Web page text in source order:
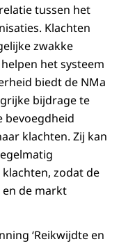
tussen het
Klachten
zwakke
het systeem
biedt de NMa
bijdrage te
bevoegdheid
klachten. Zij kan
zodat de
de markt
‘Reikwijdte en